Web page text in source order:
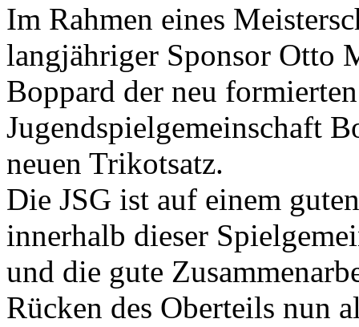
Im Rahmen eines
langjähriger Sponsor Otto
Boppard der neu
Jugendspielgemeinschaft
neuen Trikotsatz.
Die JSG ist auf einem
innerhalb dieser
und die gute
Rücken des Oberteils nun